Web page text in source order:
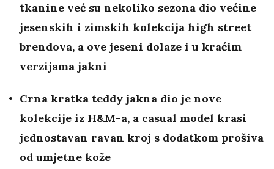
tkanine već su nekoliko sezona dio većine
jesenskih i zimskih kolekcija high street
brendova, a ove jeseni dolaze i u kraćim
verzijama jakni
Crna kratka teddy jakna dio je nove
kolekcije iz H&M-a, a casual model krasi
jednostavan ravan kroj s dodatkom prošiva
od umjetne kože